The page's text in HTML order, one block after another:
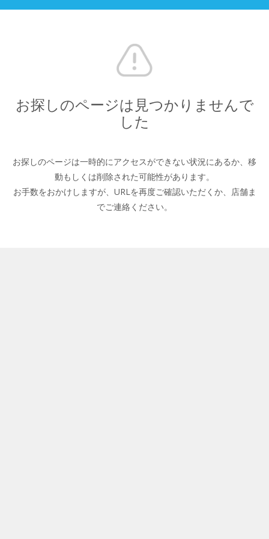
お探しのページは見つかりませんで
した
お探しのページは一時的にアクセスができない状況にあるか、 移
動もしくは削除された可能性があります。
お手数をおかけしますが、URLを再度ご確認いただくか、 店舗ま
でご連絡ください。